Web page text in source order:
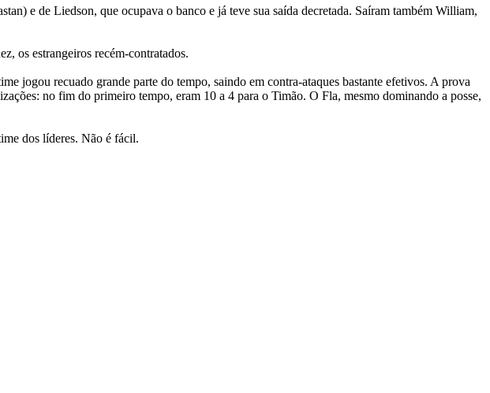
e de Liedson, que ocupava o banco e já teve sua saída decretada. Saíram também William,
os estrangeiros recém-contratados.
jogou recuado grande parte do tempo, saindo em contra-ataques bastante efetivos. A prova
no fim do primeiro tempo, eram 10 a 4 para o Timão. O Fla, mesmo dominando a posse,
dos líderes. Não é fácil.